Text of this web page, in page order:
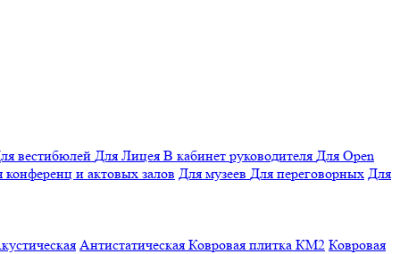
вестибюлей Для Лицея В кабинет руководителя Для Open
конференц и актовых залов Для музеев Для переговорных Для
Антистатическая Ковровая плитка КМ2 Ковровая